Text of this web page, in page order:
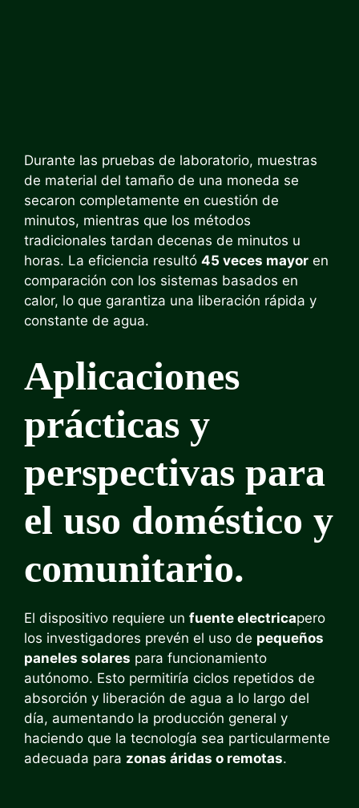
Durante las pruebas de laboratorio, muestras
de material del tamaño de una moneda se
secaron completamente en cuestión de
minutos, mientras que los métodos
tradicionales tardan decenas de minutos u
horas. La eficiencia resultó 45 veces mayor en
comparación con los sistemas basados ​​en
calor, lo que garantiza una liberación rápida y
constante de agua.
Aplicaciones
prácticas y
perspectivas para
el uso doméstico y
comunitario.
El dispositivo requiere un fuente electricapero
los investigadores prevén el uso de pequeños
paneles solares para funcionamiento
autónomo. Esto permitiría ciclos repetidos de
absorción y liberación de agua a lo largo del
día, aumentando la producción general y
haciendo que la tecnología sea particularmente
adecuada para zonas áridas o remotas.